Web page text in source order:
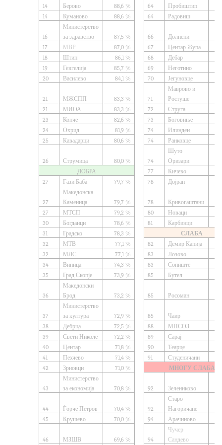
14
Берово 88,6 % 64 Пробиштип
14
Куманово 88,6 % 64 Радовиш
16
Министерство
за здравство
87,5 % 66 Долнени
17
МВР 87,0 % 67 Центар Жупа
18
Штип 86,1 % 68 Дебар
19
Гевгелија 85,7 % 69 Неготино
20
Василево 84,1 % 70 Јегуновце
21 МЖСПП 83,3 % 71
Маврово и
Ростуше
21
МИОА 83,3 % 72 Струга
23
Конче 82,6 % 73 Боговиње
24
Охрид 81,9 % 74 Илинден
25
Кавадарци 80,6 % 74 Ранковце
26 Струмица 80,0 % 74
Шуто
Оризари
ДОБРА
77 Кичево
27
Гази Баба 79,7 % 78 Дојран
27
Македонска
Каменица
79,7 % 78 Кривогаштани
27
МТСП 79,2 % 80 Новаци
30
Богданци 78,6 % 81 Карбинци
31
Градско 78,3 %
СЛАБА
32
МТВ 77,1 % 82 Демир Капија
32
МЛС 77,1 % 83 Лозово
34
Виница 74,3 % 83 Сопиште
35
Град Скопје 73,9 % 85 Бутел
36
Македонски
Брод
73,2 % 85 Росоман
37
Министерство
за култура
72,9 % 85 Чаир
38
Дебрца 72,5 % 88 МПСОЗ
39
Свети Николе 72,2 % 89 Сарај
40
Центар 71,8 % 90 Теарце
41
Пехчево 71,4 % 91 Студеничани
42
Зрновци 71,0 % МНОГУ СЛАБА
43
Министерство
за економија
70,8 % 92 Зелениково
44 Ѓорче Петров 70,4 % 92
Старо
Нагоричане
45
Крушево 70,0 % 94 Арачиново
46 МЗШВ 69,6 % 94
Чучер
Сандево